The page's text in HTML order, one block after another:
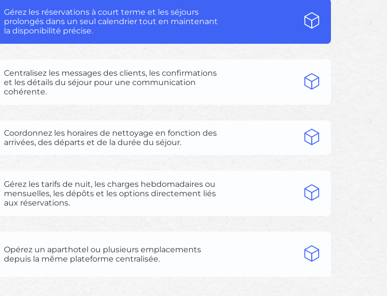
Gérez les réservations à court terme et les séjours
prolongés dans un seul calendrier tout en maintenant
la disponibilité précise.
Centralisez les messages des clients, les confirmations
et les détails du séjour pour une communication
cohérente.
Coordonnez les horaires de nettoyage en fonction des
arrivées, des départs et de la durée du séjour.
Gérez les tarifs de nuit, les charges hebdomadaires ou
mensuelles, les dépôts et les options directement liés
aux réservations.
Opérez un aparthotel ou plusieurs emplacements
depuis la même plateforme centralisée.